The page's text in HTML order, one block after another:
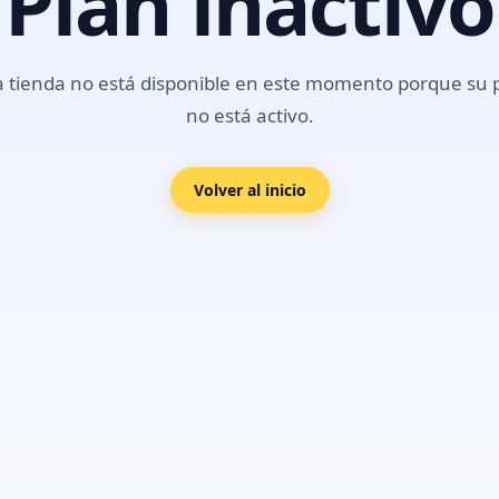
tienda no está disponible en este momento porque su
no está activo.
Volver al inicio